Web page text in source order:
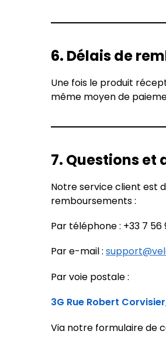
6. Délais de
Une fois le produit
même moyen de
7. Questions et
Notre service client est
remboursements :
Par téléphone : +33 7 56
Par e-mail :
Par voie postale :
3G Rue Robert
Via notre formulaire de